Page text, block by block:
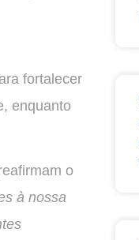
fortalecer
enquanto
o
à nossa